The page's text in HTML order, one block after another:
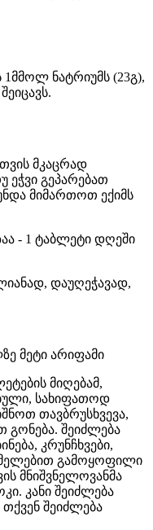
ნატრიუმს (23გ),
მკაცრად
ეჭვი გეპარებათ
მიმართოთ ექიმს
- 1 ტაბლეტი დღეში
დაუღეჭავად,
მეტი არიფამი
მიღებამ,
სახიფათოდ
თავბრუსხვევა,
გონება. შეიძლება
კრუნჩხვები,
გამოყოფილი
მნიშვნელოვანმა
კანი შეიძლება
თქვენ შეიძლება